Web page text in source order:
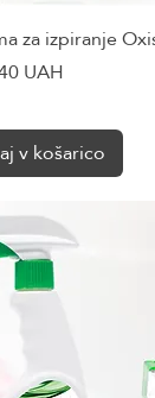
ogled
za izpiranje
razprodaji
UAH
v košarico